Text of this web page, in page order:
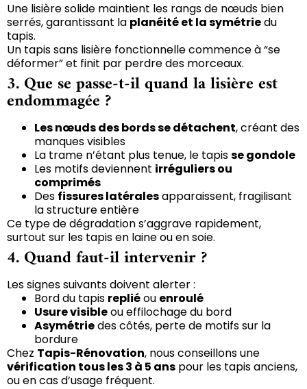
Une lisière solide maintient les rangs de nœuds bien
serrés, garantissant la planéité et la symétriedu
tapis.
Un tapis sans lisière fonctionnelle commence à “se
déformer” et finit par perdre des morceaux.
3. Que se passe-t-il quand la lisière est
endommagée ?
Les nœuds des bords se détachent, créant des
manques visibles
La trame n’étant plus tenue, le tapisse gondole
Les motifs deviennent irréguliers ou
comprimés
Des fissures latéralesapparaissent, fragilisant
la structure entière
Ce type de dégradation s’aggrave rapidement,
surtout sur les tapis en laine ou en soie.
4. Quand faut-il intervenir ?
Les signes suivants doivent alerter :
Bord du tapis repliéou enroulé
Usure visibleou effilochage du bord
Asymétriedes côtés, perte de motifs sur la
bordure
Chez Tapis-Rénovation, nous conseillons une
vérification tous les 3 à 5 ans pour les tapis anciens,
ou en cas d’usage fréquent.